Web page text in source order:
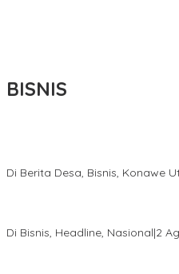
BISNIS
Di Berita Desa, Bisnis, Konawe
Di Bisnis, Headline, Nasional|2